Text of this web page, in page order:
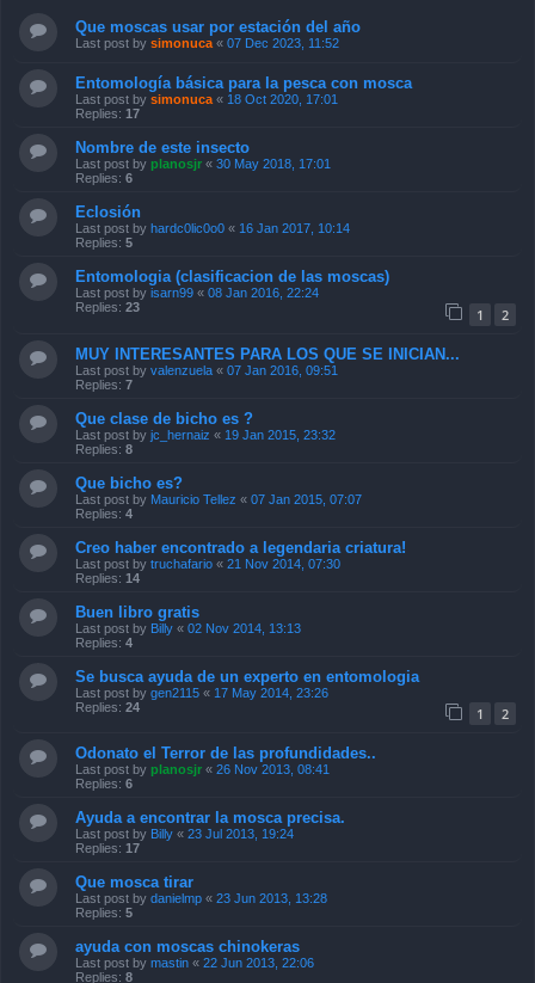
Que moscas usar por estación del año
Last post by simonuca « 07 Dec 2023, 11:52
Entomología básica para la pesca con mosca
Last post by simonuca « 18 Oct 2020, 17:01
Replies: 17
Nombre de este insecto
Last post by planosjr « 30 May 2018, 17:01
Replies: 6
Eclosión
Last post by hardc0lic0o0 « 16 Jan 2017, 10:14
Replies: 5
Entomologia (clasificacion de las moscas)
Last post by isarn99 « 08 Jan 2016, 22:24
Replies: 23 1 2
MUY INTERESANTES PARA LOS QUE SE INICIAN...
Last post by valenzuela « 07 Jan 2016, 09:51
Replies: 7
Que clase de bicho es ?
Last post by jc_hernaiz « 19 Jan 2015, 23:32
Replies: 8
Que bicho es?
Last post by Mauricio Tellez « 07 Jan 2015, 07:07
Replies: 4
Creo haber encontrado a legendaria criatura!
Last post by truchafario « 21 Nov 2014, 07:30
Replies: 14
Buen libro gratis
Last post by Billy « 02 Nov 2014, 13:13
Replies: 4
Se busca ayuda de un experto en entomologia
Last post by gen2115 « 17 May 2014, 23:26
Replies: 24 1 2
Odonato el Terror de las profundidades..
Last post by planosjr « 26 Nov 2013, 08:41
Replies: 6
Ayuda a encontrar la mosca precisa.
Last post by Billy « 23 Jul 2013, 19:24
Replies: 17
Que mosca tirar
Last post by danielmp « 23 Jun 2013, 13:28
Replies: 5
ayuda con moscas chinokeras
Last post by mastin « 22 Jun 2013, 22:06
Replies: 8